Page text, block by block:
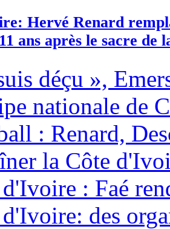
Hervé Renard
ans après le sacre de
déçu »,
nationale de
: Renard,
la Côte
: Faé
des